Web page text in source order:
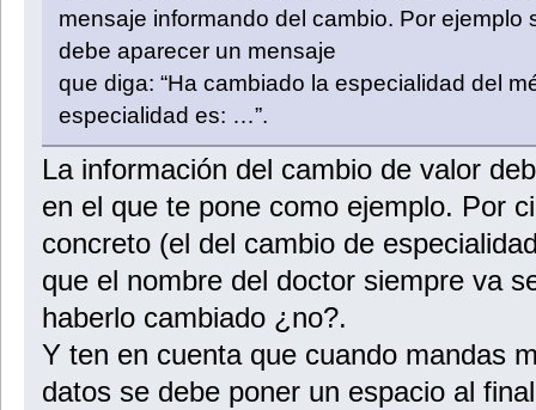
mensaje informando del cambio. Por
debe aparecer un mensaje
que diga: “Ha cambiado la especialidad del
especialidad es: …”.
La información del cambio de valor
en el que te pone como ejemplo. Por
concreto (el del cambio de
que el nombre del doctor siempre va
haberlo cambiado ¿no?.
Y ten en cuenta que cuando mandas
datos se debe poner un espacio al